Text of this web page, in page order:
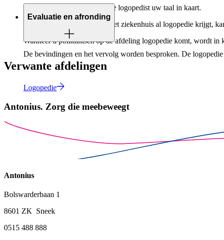
Middels diagnostiek brengt de logopedist uw taal in kaart.
Als u tijdens uw opname in het ziekenhuis al logopedie krijgt,
Wanneer u poliklinisch op de afdeling logopedie komt, wordt
Evaluatie en afronding
De bevindingen en het vervolg worden besproken. De
Verwante afdelingen
Logopedie
Antonius. Zorg die meebeweegt
Antonius
Bolswarderbaan 1
8601 ZK Sneek
0515 488 888